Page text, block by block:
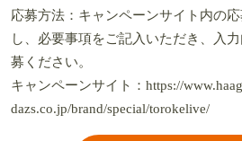
応募方法：キャンペーンサイト内の
し、必要事項をご記入いただき、入
募ください。
キャンペーンサイト：https://
dazs.co.jp/brand/special/torokelive/